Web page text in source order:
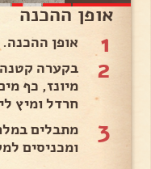
אופן ההכנה
1 אופן ההכנה.
2
חרדל ומיץ
3
מתבלים
ומכניסים